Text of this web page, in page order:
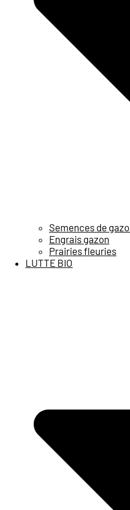
Semences de
Engrais gazon
Prairies fleuries
LUTTE BIO